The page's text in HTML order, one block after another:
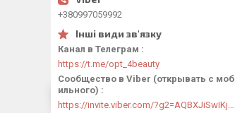
+380997059992
Канал в Телеграм
https://t.me/opt_4beauty
Сообщество в Viber (открывать с моб
ильного)